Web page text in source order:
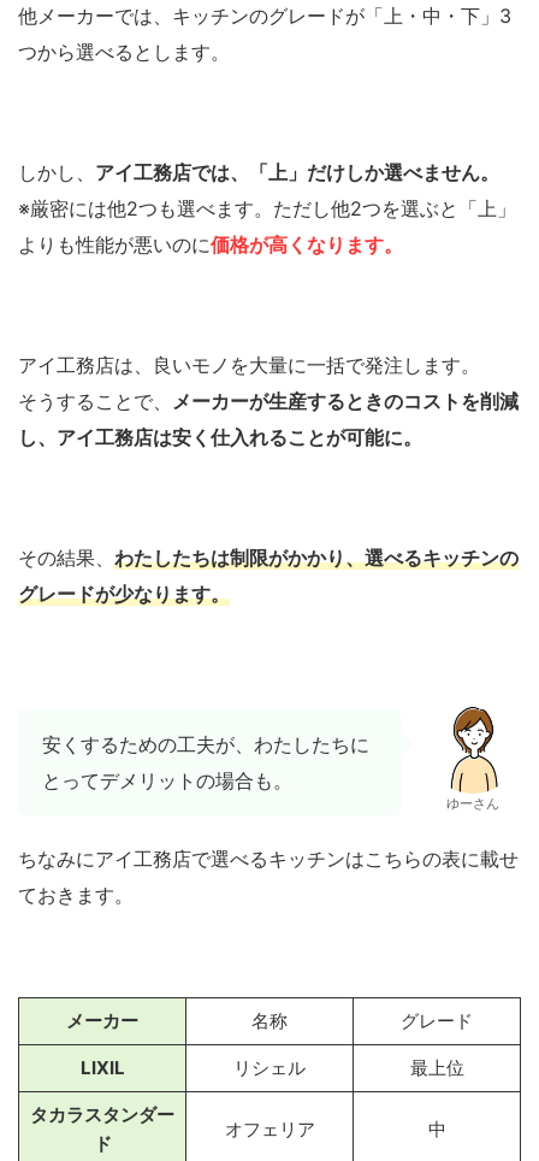
他メーカーでは、キッチンのグレードが「上・中・下」3
つから選べるとします。
しかし、 アイ工務店では、「上」だけしか選べません。
※厳密には他2つも選べます。ただし他2つを選ぶと「上」
よりも性能が悪いのに価格が高くなります。
アイ工務店は、良いモノを大量に一括で発注します。
そうすることで、 メーカーが生産するときのコストを削減
し、アイ工務店は安く仕入れることが可能に。
その結果、 わたしたちは制限がかかり、選べるキッチンの
グレードが少なります。
安くするための工夫が、わたしたちに
とってデメリットの場合も。
ゆーさん
ちなみにアイ工務店で選べるキッチンはこちらの表に載せ
ておきます。
メーカー 名称 グレード
LIXIL リシェル 最上位
タカラスタンダー
ド
オフェリア 中